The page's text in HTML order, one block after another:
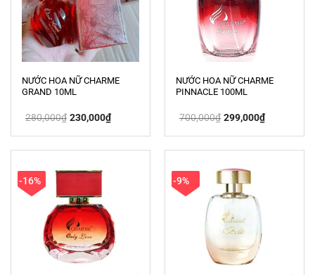
NƯỚC HOA NỮ CHARME
GRAND 10ML
280,000₫ Giá
gốc
230,000₫Giá
hiện
230,000₫.
NƯỚC HOA NỮ CHARME
PINNACLE 100ML
700,000₫ Giá
gốc
299,000₫Giá
hiện
299,000₫.
-16% -9%